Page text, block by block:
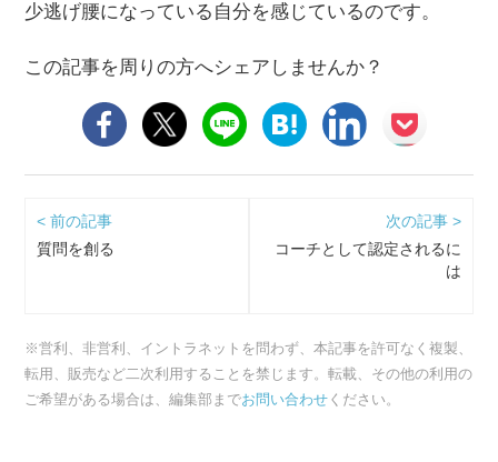
少逃げ腰になっている自分を感じているのです。
この記事を周りの方へシェアしませんか？
< 前の記事
質問を創る
次の記事 >
コーチとして認定されるに
は
※営利、非営利、イントラネットを問わず、本記事を許可なく複製、
転用、販売など二次利用することを禁じます。転載、その他の利用の
ご希望がある場合は、編集部までお問い合わせ ください。